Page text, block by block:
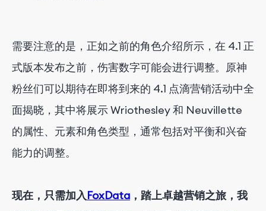
需要注意的是，正如之前的角色介绍所示，在 4.1 正
式版本发布之前，伤害数字可能会进行调整。原神
粉丝们可以期待在即将到来的 4.1 点滴营销活动中全
面揭晓，其中将展示 Wriothesley 和 Neuvillette
的属性、元素和角色类型，通常包括对平衡和兴奋
能力的调整。
现在，只需加入FoxData ，踏上卓越营销之旅，我